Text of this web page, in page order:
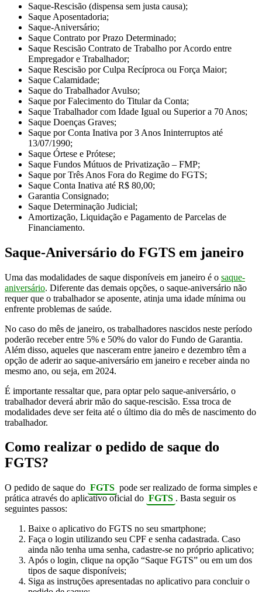
Saque-Rescisão (dispensa sem justa causa);
Saque Aposentadoria;
Saque-Aniversário;
Saque Contrato por Prazo Determinado;
Saque Rescisão Contrato de Trabalho por Acordo entre
Empregador e Trabalhador;
Saque Rescisão por Culpa Recíproca ou Força Maior;
Saque Calamidade;
Saque do Trabalhador Avulso;
Saque por Falecimento do Titular da Conta;
Saque Trabalhador com Idade Igual ou Superior a 70 Anos;
Saque Doenças Graves;
Saque por Conta Inativa por 3 Anos Ininterruptos até
13/07/1990;
Saque Órtese e Prótese;
Saque Fundos Mútuos de Privatização – FMP;
Saque por Três Anos Fora do Regime do FGTS;
Saque Conta Inativa até R$ 80,00;
Garantia Consignado;
Saque Determinação Judicial;
Amortização, Liquidação e Pagamento de Parcelas de
Financiamento.
Saque-Aniversário do FGTS em janeiro
Uma das modalidades de saque disponíveis em janeiro é o saque-
aniversário. Diferente das demais opções, o saque-aniversário não
requer que o trabalhador se aposente, atinja uma idade mínima ou
enfrente problemas de saúde.
No caso do mês de janeiro, os trabalhadores nascidos neste período
poderão receber entre 5% e 50% do valor do Fundo de Garantia.
Além disso, aqueles que nasceram entre janeiro e dezembro têm a
opção de aderir ao saque-aniversário em janeiro e receber ainda no
mesmo ano, ou seja, em 2024.
É importante ressaltar que, para optar pelo saque-aniversário, o
trabalhador deverá abrir mão do saque-rescisão. Essa troca de
modalidades deve ser feita até o último dia do mês de nascimento do
trabalhador.
Como realizar o pedido de saque do
FGTS?
O pedido de saque do FGTS pode ser realizado de forma simples e
prática através do aplicativo oficial do FGTS . Basta seguir os
seguintes passos:
Baixe o aplicativo do FGTS no seu smartphone;
Faça o login utilizando seu CPF e senha cadastrada. Caso
ainda não tenha uma senha, cadastre-se no próprio aplicativo;
Após o login, clique na opção “Saque FGTS” ou em um dos
tipos de saque disponíveis;
Siga as instruções apresentadas no aplicativo para concluir o